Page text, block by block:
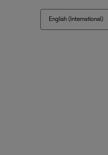
English (International)